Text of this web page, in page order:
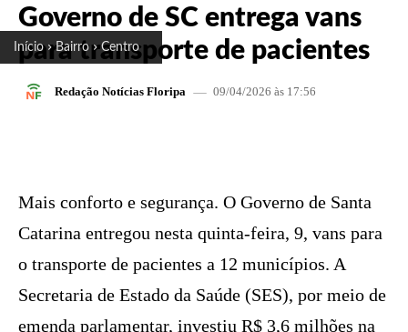
Início Bairro Centro
Governo de SC entrega vans
para transporte de pacientes
Redação Notícias Floripa 09/04/2026 às 17:56
Mais conforto e segurança. O Governo de Santa
Catarina entregou nesta quinta-feira, 9, vans para
o transporte de pacientes a 12 municípios. A
Secretaria de Estado da Saúde (SES), por meio de
emenda parlamentar, investiu R$ 3,6 milhões na